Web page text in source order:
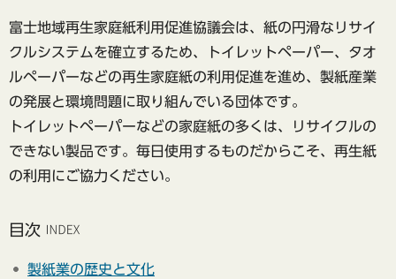
富士地域再生家庭紙利用促進協議会は、紙の円滑なリサイ
クルシステムを確立するため、トイレットペーパー、タオ
ルペーパーなどの再生家庭紙の利用促進を進め、製紙産業
の発展と環境問題に取り組んでいる団体です。
トイレットペーパーなどの家庭紙の多くは、リサイクルの
できない製品です。毎日使用するものだからこそ、再生紙
の利用にご協力ください。
目次
製紙業の歴史と文化